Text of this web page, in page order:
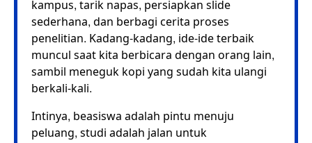
kampus, tarik napas, persiapkan slide
sederhana, dan berbagi cerita proses
penelitian. Kadang-kadang, ide-ide terbaik
muncul saat kita berbicara dengan orang lain,
sambil meneguk kopi yang sudah kita ulangi
berkali-kali.
Intinya, beasiswa adalah pintu menuju
peluang, studi adalah jalan untuk